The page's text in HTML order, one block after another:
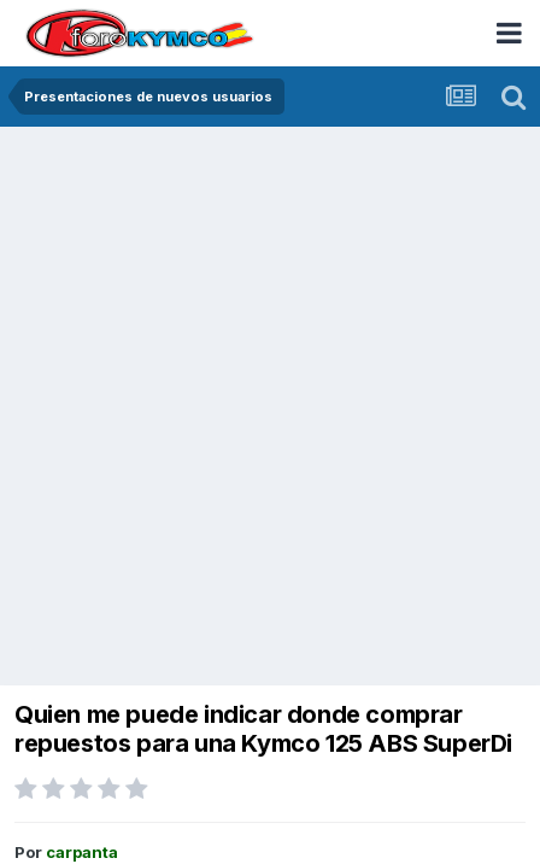
Presentaciones de nuevos usuarios
Quien me puede indicar donde comprar
repuestos para una Kymco 125 ABS SuperDi
Por carpanta